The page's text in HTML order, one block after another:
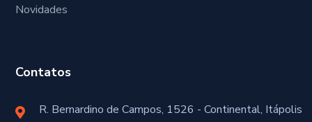
Novidades
Contatos
R. Bernardino de Campos, 1526 - Continental, Itápolis